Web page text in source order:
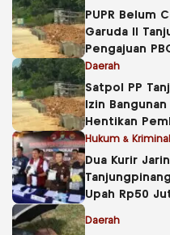
PUPR Belum
Garuda II
Pengajuan
Daerah
Satpol PP
Izin
Hentikan
PBG
Hukum & Kriminal
Dua Kurir
Upah Rp50
Daerah